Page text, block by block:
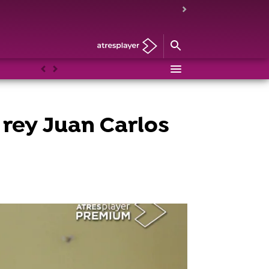
AnteriorSiguiente
Juan Carlos